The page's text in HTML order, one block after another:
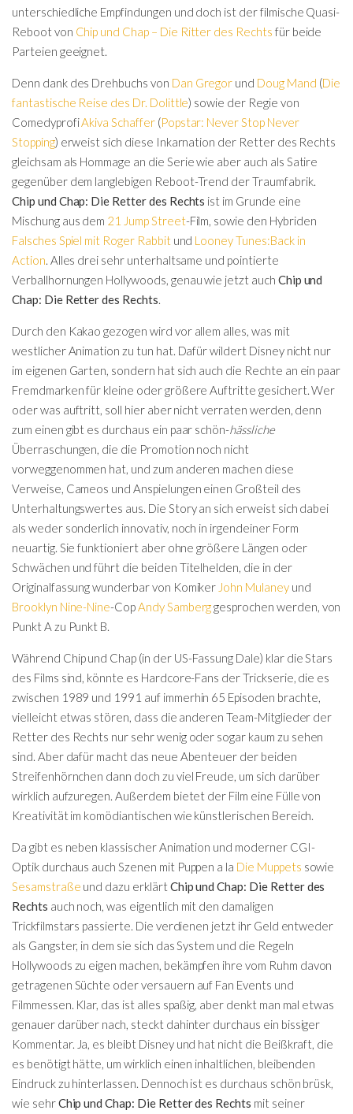
unterschiedliche Empfindungen und doch ist der filmische Quasi-
Reboot von Chip und Chap – Die Ritter des Rechts für beide
Parteien geeignet.
Denn dank des Drehbuchs von Dan Gregor und Doug Mand (Die
fantastische Reise des Dr. Dolittle) sowie der Regie von
ComedyprofiAkiva Schaffer(Popstar: Never Stop Never
Stopping) erweist sich diese Inkarnation der Retter des Rechts
gleichsam als Hommage an die Serie wie aber auch als Satire
gegenüber dem langlebigen Reboot-Trend der Traumfabrik.
Chip und Chap: Die Retter des Rechts ist im Grunde eine
Mischung aus dem 21 Jump Street-Film, sowie den Hybriden
Falsches Spiel mit Roger Rabbitund Looney Tunes:Back in
Action . Alles drei sehr unterhaltsame und pointierte
Verballhornungen Hollywoods, genau wie jetzt auch Chip und
Chap: Die Retter des Rechts
Durch den Kakao gezogen wird vor allem alles, was mit
westlicher Animation zu tun hat. Dafür wildert Disney nicht nur
im eigenen Garten, sondern hat sich auch die Rechte an ein paar
Fremdmarken für kleine oder größere Auftritte gesichert. Wer
oder was auftritt, soll hier aber nicht verraten werden, denn
zum einen gibt es durchaus ein paar schön-hässliche
Überraschungen, die die Promotion noch nicht
vorweggenommen hat, und zum anderen machen diese
Verweise, Cameos und Anspielungen einen Großteil des
Unterhaltungswertes aus. Die Story an sich erweist sich dabei
als weder sonderlich innovativ, noch in irgendeiner Form
neuartig. Sie funktioniert aber ohne größere Längen oder
Schwächen und führt die beiden Titelhelden, die in der
Originalfassung wunderbar von Komiker John Mulaneyund
Brooklyn Nine-Nine-Cop Andy Samberggesprochen werden, von
Punkt A zu Punkt B.
Während Chip und Chap (in der US-Fassung Dale) klar die Stars
des Films sind, könnte es Hardcore-Fans der Trickserie, die es
zwischen 1989 und 1991 auf immerhin 65 Episoden brachte,
vielleicht etwas stören, dass die anderen Team-Mitglieder der
Retter des Rechts nur sehr wenig oder sogar kaum zu sehen
sind. Aber dafür macht das neue Abenteuer der beiden
Streifenhörnchen dann doch zu viel Freude, um sich darüber
wirklich aufzuregen. Außerdem bietet der Film eine Fülle von
Kreativität im komödiantischen wie künstlerischen Bereich.
Da gibt es neben klassischer Animation und moderner CGI-
Optik durchaus auch Szenen mit Puppen a la Die Muppets sowie
Sesamstraße und dazu erklärt Chip und Chap: Die Retter des
Rechts auch noch, was eigentlich mit den damaligen
Trickfilmstars passierte. Die verdienen jetzt ihr Geld entweder
als Gangster, in dem sie sich das System und die Regeln
Hollywoods zu eigen machen, bekämpfen ihre vom Ruhm davon
getragenen Süchte oder versauern auf Fan Events und
Filmmessen. Klar, das ist alles spaßig, aber denkt man mal etwas
genauer darüber nach, steckt dahinter durchaus ein bissiger
Kommentar. Ja, es bleibt Disney und hat nicht die Beißkraft, die
es benötigt hätte, um wirklich einen inhaltlichen, bleibenden
Eindruck zu hinterlassen. Dennoch ist es durchaus schön brüsk,
wie sehrChip und Chap: Die Retter des Rechts mit seiner